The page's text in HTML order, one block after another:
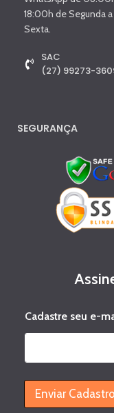
18:00h de Segunda a
Sexta.
SAC
(27) 99273-
SEGURANÇA
s
e
e
m
i
Cadastre seu e-
Enviar Cadastro